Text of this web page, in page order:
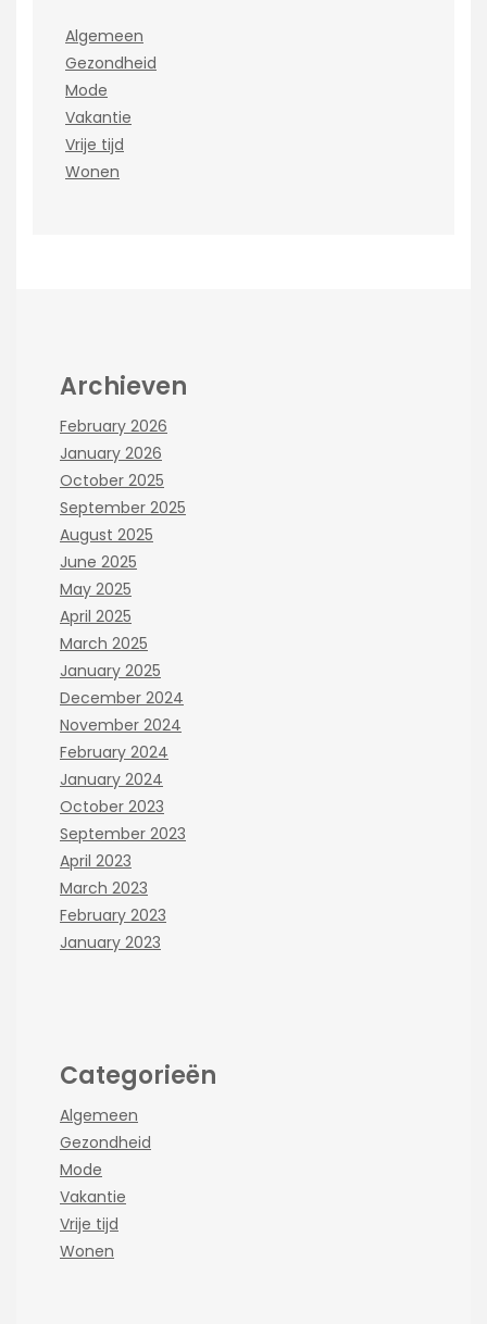
Algemeen
Gezondheid
Mode
Vakantie
Vrije tijd
Wonen
Archieven
February 2026
January 2026
October 2025
September 2025
August 2025
June 2025
May 2025
April 2025
March 2025
January 2025
December 2024
November 2024
February 2024
January 2024
October 2023
September 2023
April 2023
March 2023
February 2023
January 2023
Categorieën
Algemeen
Gezondheid
Mode
Vakantie
Vrije tijd
Wonen